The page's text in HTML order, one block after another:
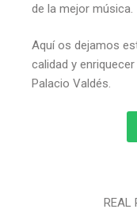
de la mejor música.
Aquí os dejamos
calidad y
Palacio Valdés.
REAL